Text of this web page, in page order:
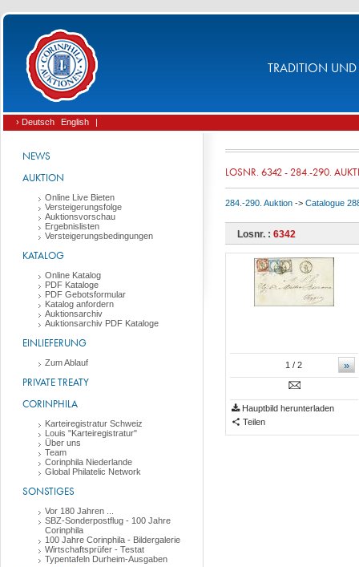
TRADITION UND
› Deutsch English |
NEWS
AUKTION
Online Live Bieten
Versteigerungsfolge
Auktionsvorschau
Ergebnislisten
Versteigerungsbedingungen
KATALOG
Online Katalog
PDF Kataloge
PDF Gebotsformular
Katalog anfordern
Auktionsarchiv
Auktionsarchiv PDF Kataloge
EINLIEFERUNG
Zum Ablauf
PRIVATE TREATY
CORINPHILA
Karteiregistratur Schweiz
Louis "Karteiregistratur"
Über uns
Team
Corinphila Niederlande
Global Philatelic Network
SONSTIGES
Vor 180 Jahren ...
SBZ-Sonderpostflug - 100 Jahre
Corinphila
100 Jahre Corinphila - Bildergalerie
Wirtschaftsprüfer - Testat
Typentafeln Durheim-Ausgaben
LOSNR. 6342 - 284.-290.
284.-290. Auktion -> Catalogue
Losnr. : 6342
»
1 / 2
Hauptbild herunterladen
Teilen